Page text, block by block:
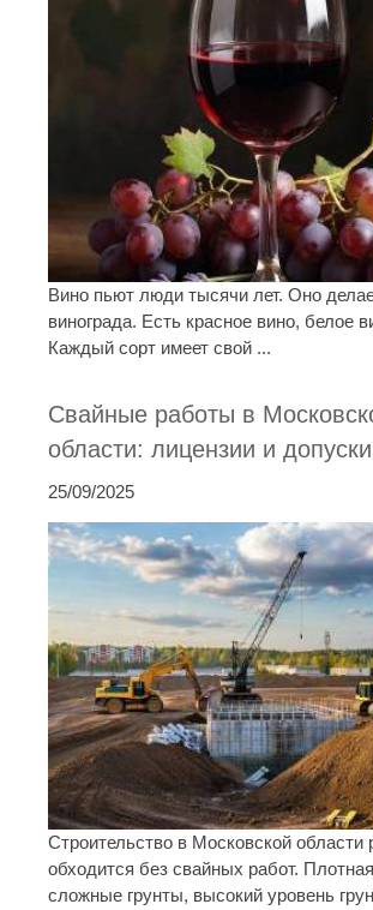
Вино пьют люди тысячи лет. Оно
винограда. Есть красное вино, белое
Каждый сорт имеет свой ...
Свайные работы в
области: лицензии и допуски
25/09/2025
Строительство в Московской области
обходится без свайных работ.
сложные грунты, высокий уровень